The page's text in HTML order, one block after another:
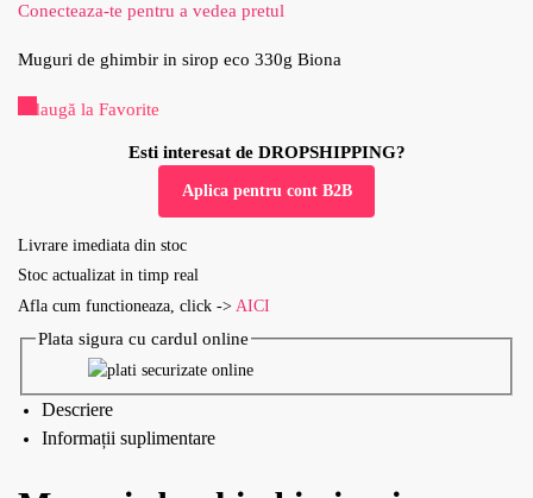
Conecteaza-te pentru a vedea pretul
Muguri de ghimbir in sirop eco 330g Biona
Adaugă la Favorite
Esti interesat de DROPSHIPPING?
Aplica pentru cont B2B
Livrare imediata din stoc
Stoc actualizat in timp real
Afla cum functioneaza, click -> AICI
Plata sigura cu cardul online
Descriere
Informații suplimentare